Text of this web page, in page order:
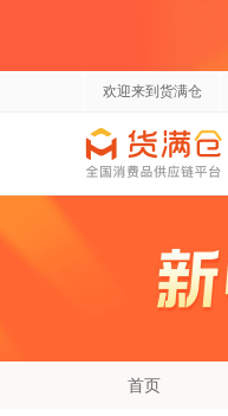
欢迎来到货满仓
首页